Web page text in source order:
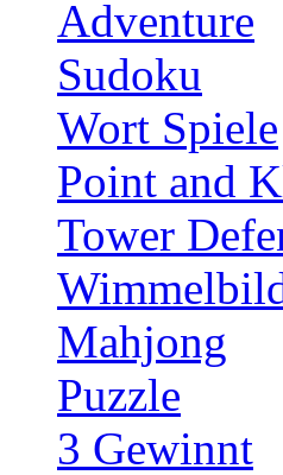
Adventure
Sudoku
Wort Spiele
Point and
Tower
Mahjong
Puzzle
3 Gewinnt